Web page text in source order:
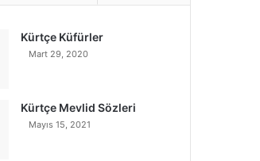
Kürtçe Küfürler
Mart 29, 2020
Kürtçe Mevlid Sözleri
Mayıs 15, 2021